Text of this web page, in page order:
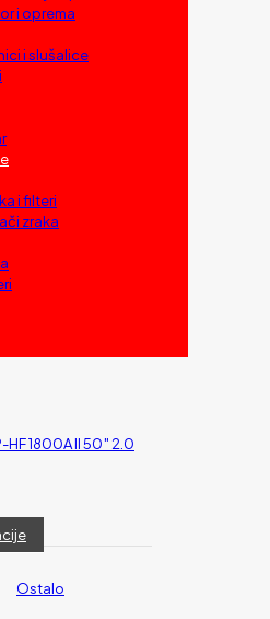
i oprema
i slušalice
i filteri
zraka
HF 1800A II 50″ 2.0
Ostalo